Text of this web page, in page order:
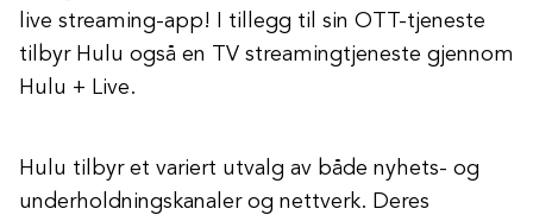
live streaming-app! I tillegg til sin OTT-tjeneste
tilbyr Hulu også en TV streamingtjeneste gjennom
Hulu + Live.
Hulu tilbyr et variert utvalg av både nyhets- og
underholdningskanaler og nettverk. Deres